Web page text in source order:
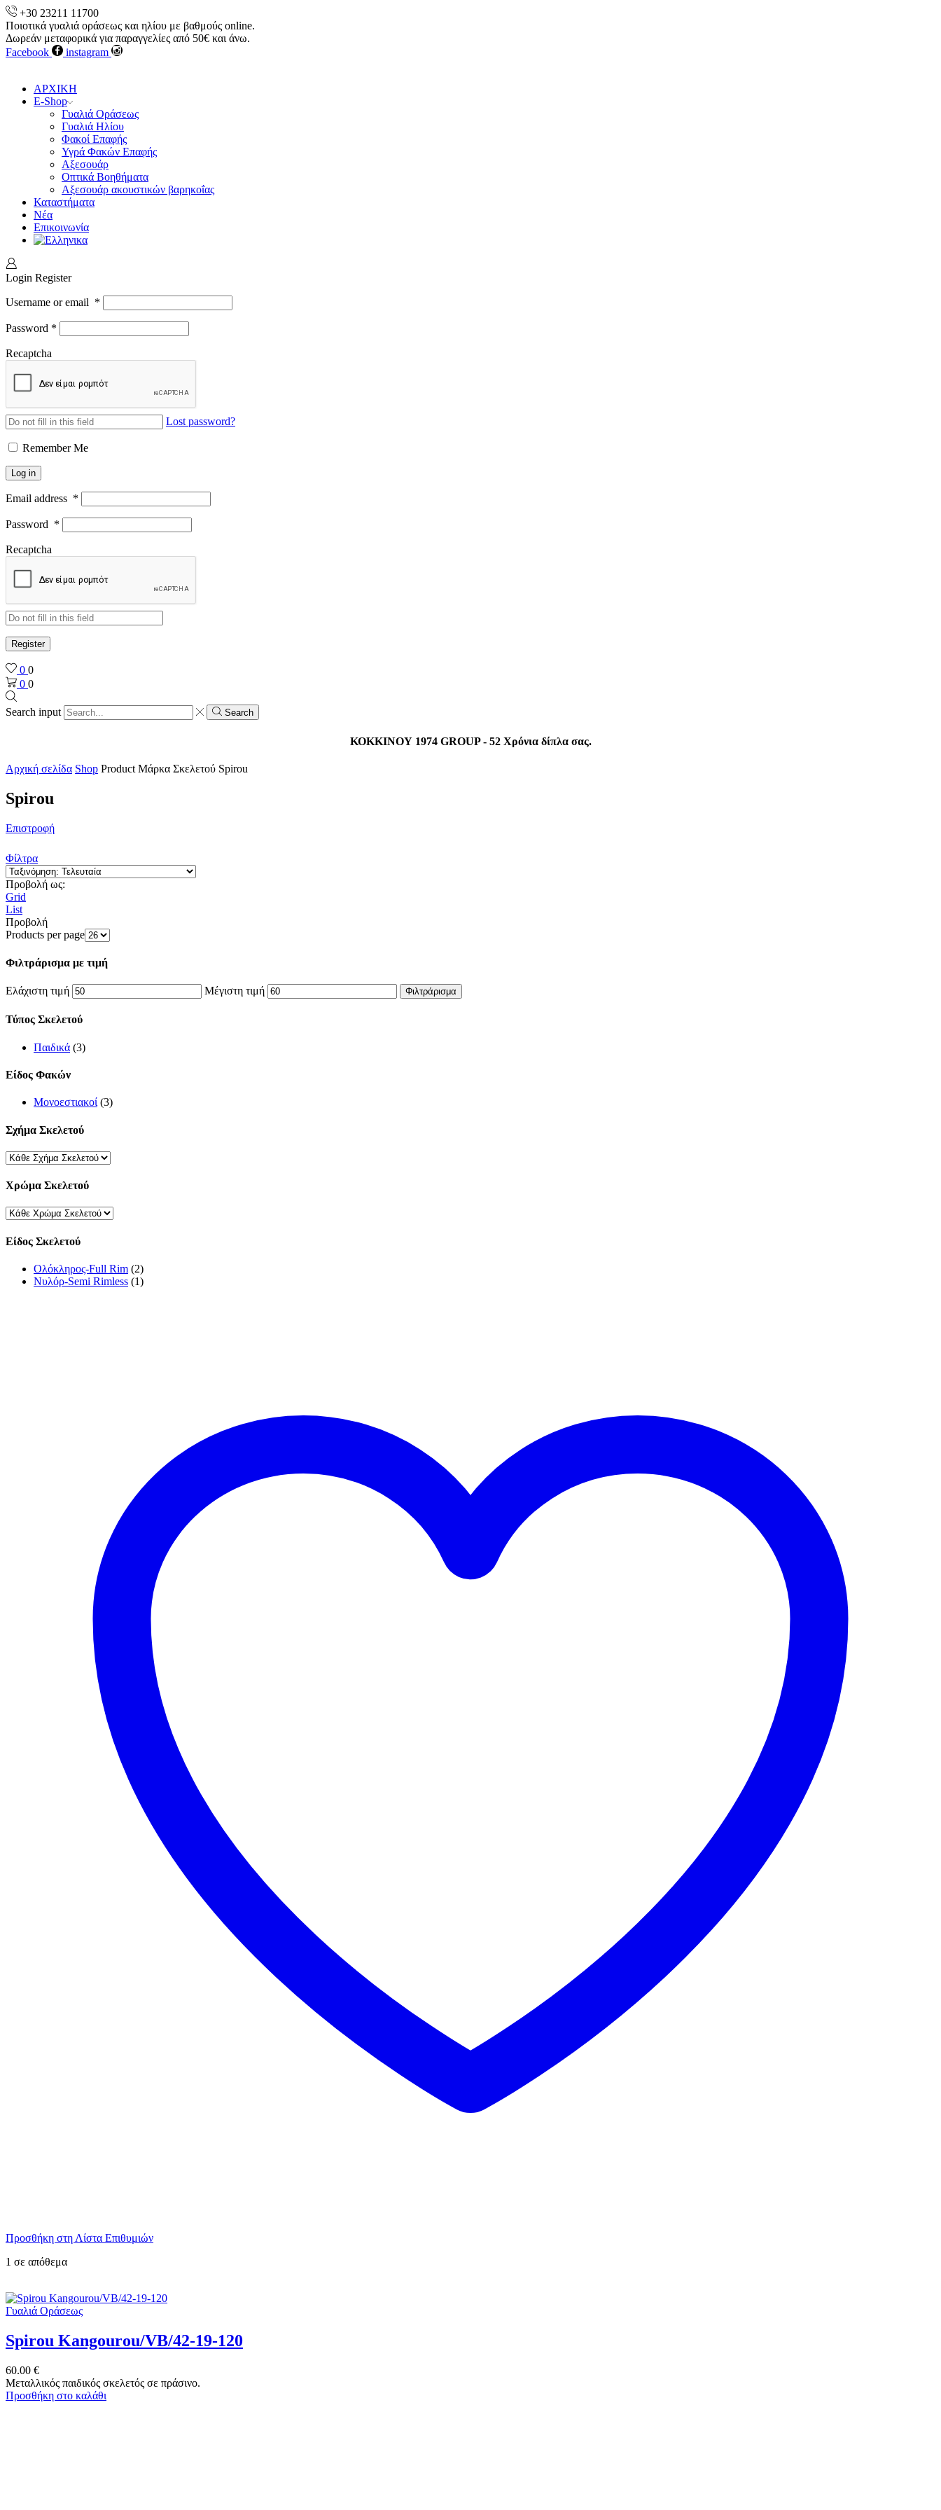
+30 23211 11700
Ποιοτικά γυαλιά οράσεως και ηλίου με βαθμούς online.
Δωρεάν μεταφορικά για παραγγελίες από 50€ και άνω.
Facebook
instagram
ΑΡΧΙΚΗ
E-Shop
Γυαλιά Οράσεως
Γυαλιά Ηλίου
Φακοί Επαφής
Υγρά Φακών Επαφής
Αξεσουάρ
Οπτικά Βοηθήματα
Αξεσουάρ ακουστικών βαρηκοΐας
Καταστήματα
Νέα
Επικοινωνία
Login Register
Username or email *
Password *
Recaptcha
Lost password?
Remember Me
Log in
Email address *
Password *
Recaptcha
Register
0 0
0 0
Search input Search
ΚΟΚΚΙΝΟΥ 1974 GROUP - 52 Χρόνια δίπλα σας.
Αρχική σελίδα Shop Product Μάρκα Σκελετού Spirou
Spirou
Επιστροφή
Φίλτρα
Προβολή ως:
Grid
List
Προβολή
Products per page
Φιλτράρισμα με τιμή
Ελάχιστη τιμή Μέγιστη τιμή Φιλτράρισμα
Τύπος Σκελετού
Παιδικά (3)
Είδος Φακών
Μονοεστιακοί (3)
Σχήμα Σκελετού
Χρώμα Σκελετού
Είδος Σκελετού
Ολόκληρος-Full Rim (2)
Νυλόρ-Semi Rimless (1)
Προσθήκη στη Λίστα Επιθυμιών
1 σε απόθεμα
Γυαλιά Οράσεως
Spirou Kangourou/VB/42-19-120
60.00 €
Μεταλλικός παιδικός σκελετός σε πράσινο.
Προσθήκη στο καλάθι